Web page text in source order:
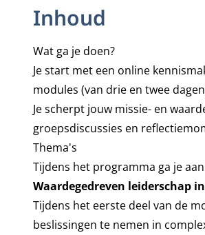
Inhoud
Wat ga je doen?
Je start met een online
modules (van drie en twee
Je scherpt jouw missie- en
groepsdiscussies en
Thema's
Tijdens het programma ga je
Waardegedreven leiderschap
Tijdens het eerste deel van de
beslissingen te nemen in